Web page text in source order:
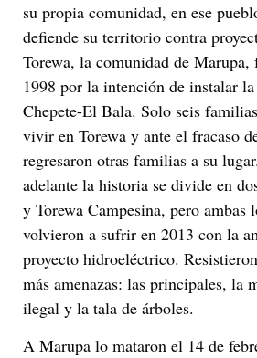
su propia comunidad, en ese
defiende su territorio contra
Torewa, la comunidad de
1998 por la intención de instalar
Chepete-El Bala. Solo seis
vivir en Torewa y ante el fracaso
regresaron otras familias a su
adelante la historia se divide en
y Torewa Campesina, pero ambas
volvieron a sufrir en 2013 con la
proyecto hidroeléctrico.
más amenazas: las principales, la
ilegal y la tala de árboles.
A Marupa lo mataron el 14 de